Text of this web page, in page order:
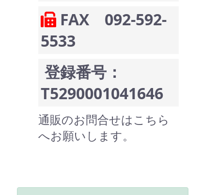
FAX 092-592-
5533
登録番号：
T5290001041646
通販のお問合せはこちら
へお願いします。